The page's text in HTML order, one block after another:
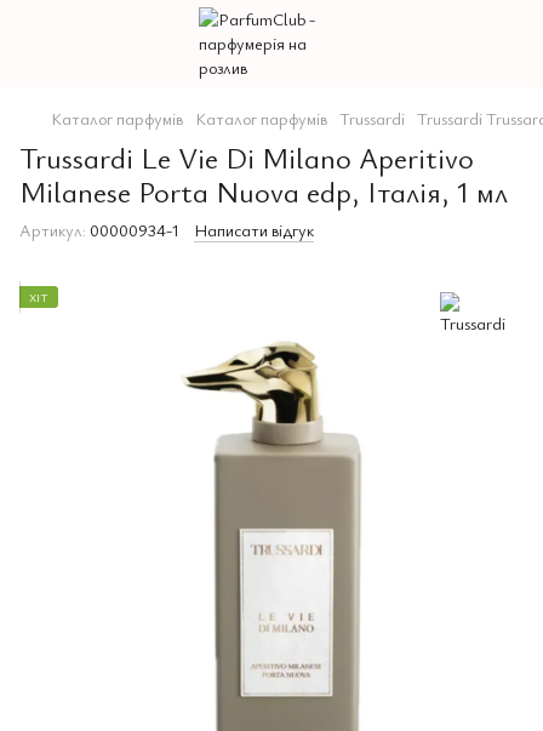
Каталог парфумів Каталог парфумів Trussardi Trussardi
Trussardi Le Vie Di Milano Aperitivo
Milanese Porta Nuova edp, Італія, 1 мл
Артикул: 00000934-1 Написати відгук
ХІТ